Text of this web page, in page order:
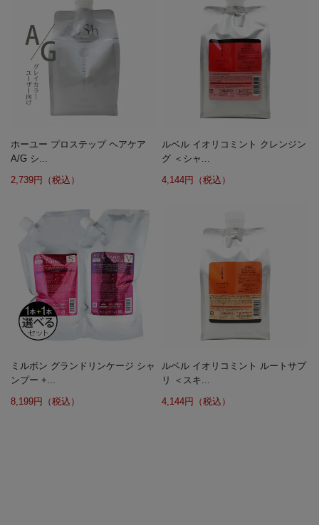
ホーユー プロステップ ヘアケア
A/G シ...
2,739円（税込）
ルベル イオリコミント クレンジン
グ ＜シャ...
4,144円（税込）
ミルボン グランドリンケージ シャ
ンプー +...
8,199円（税込）
ルベル イオリコミント ルートサプ
リ ＜スキ...
4,144円（税込）